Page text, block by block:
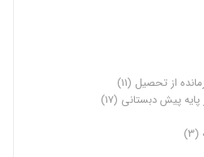
از تحصیل (11)
پیش دبستانی (17)
(3)